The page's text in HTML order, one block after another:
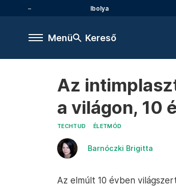
Ibolya
Menü Kereső
Az
a világon, 10
TECHTUD ÉLETMÓD
Barnóczki Brigitta
Az elmúlt 10 évben